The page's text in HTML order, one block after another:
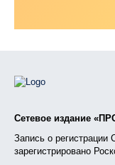
Сетевое издание
Запись о
зарегистрировано